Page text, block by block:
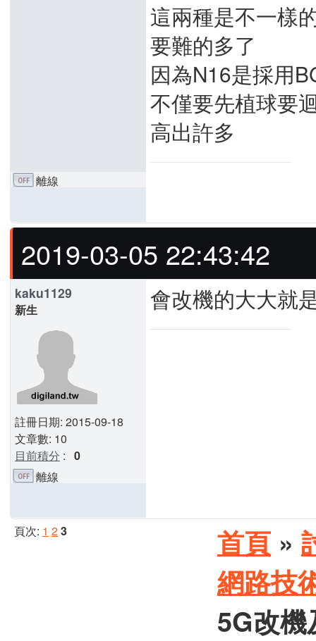
這兩種是不一樣
要難的多了
因為N16是採用
不僅要先植球要
高出許多
離線
2019-03-05 22:43:42
kaku1129
新生
註冊日期: 2015-09-18
文章數: 10
目前積分 : 0
會改機的大大就
離線
頁次: 1 23 首頁 »
網路技
5G改